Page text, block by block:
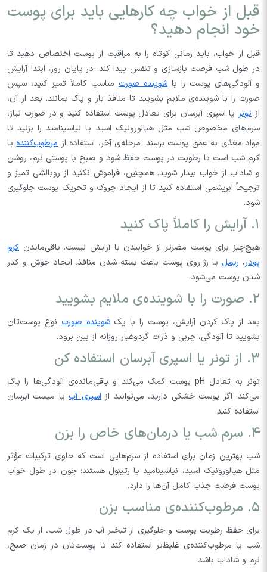
قبل از خواب چه کارهایی باید برای پوست
خود انجام دهید؟
قبل از خواب، باید زمانی کوتاه را به مراقبت از پوست اختصاص دهید تا
در طول شب فرصت بازسازی و تنفس پیدا کند. در پایان روز، ابتدا آرایش
و آلودگی‌های پوست را با شوینده صورت مناسب کاملاً تمیز کنید، سپس
صورت را با شوینده‌ی ملایم بشویید تا منافذ باز و پاک بمانند. بعد از آن،
ازتونریا اسپری آبرسان برای تعادل پوست استفاده کنید و در صورت نیاز،
سرم‌های مخصوص شب مثل هیالورونیک اسید یا نیاسینامید را بزنید تا
مواد مغذی به عمق پوست برسند. مرحله‌ی آخر، استفاده ازمرطوب‌کنندهیا
کرم شب است تا رطوبت در پوست حفظ شود و صبح با پوستی نرم، روشن
و شاداب از خواب بیدار شوید. همچنین، فراموش نکنید از روبالشی تمیز و
ترجیحاً ابریشمی استفاده کنید تا از ایجاد چروک و تحریک پوست جلوگیری
شود.
۱. آرایش را کاملاً پاک کنید
هیچ‌چیز برای پوست مضرتر از خوابیدن با آرایش نیست. باقی‌ماندن کرم
پودر، ریمل یا رژ روی پوست باعث بسته شدن منافذ، ایجاد جوش و کدر
شدن پوست می‌شود.
۲. صورت را با شوینده‌ی ملایم بشویید
بعد از پاک کردن آرایش، پوست را با یکشوینده‌ صورتنوع پوست‌تان
بشویید تا آلودگی، چربی و ذرات گردوغبار روزانه از بین برود.
۳. از تونر یا اسپری آبرسان استفاده کن
تونر به تعادل pH پوست کمک می‌کند و باقی‌مانده‌ی آلودگی‌ها را پاک
می‌کند. اگر پوست خشکی دارید، می‌توانید ازاسپری آبیا میست آبرسان
استفاده کنید.
۴. سرم شب یا درمان‌های خاص را بزن
شب بهترین زمان برای استفاده از سرم‌هایی است که حاوی ترکیبات مؤثر
مثل هیالورونیک اسید، نیاسینامید یا رتینول هستند؛ چون در طول خواب
پوست فرصت جذب کامل آن‌ها را دارد.
۵. مرطوب‌کننده‌ی مناسب بزن
برای حفظ رطوبت پوست و جلوگیری از تبخیر آب در طول شب، از یک کرم
شب یا مرطوب‌کننده‌ی غلیظ‌‌تر استفاده کند تا پوست‌تان در زمان صبح،
نرم و شاداب باشد.